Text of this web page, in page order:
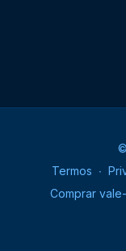
Termos ∙
Comprar